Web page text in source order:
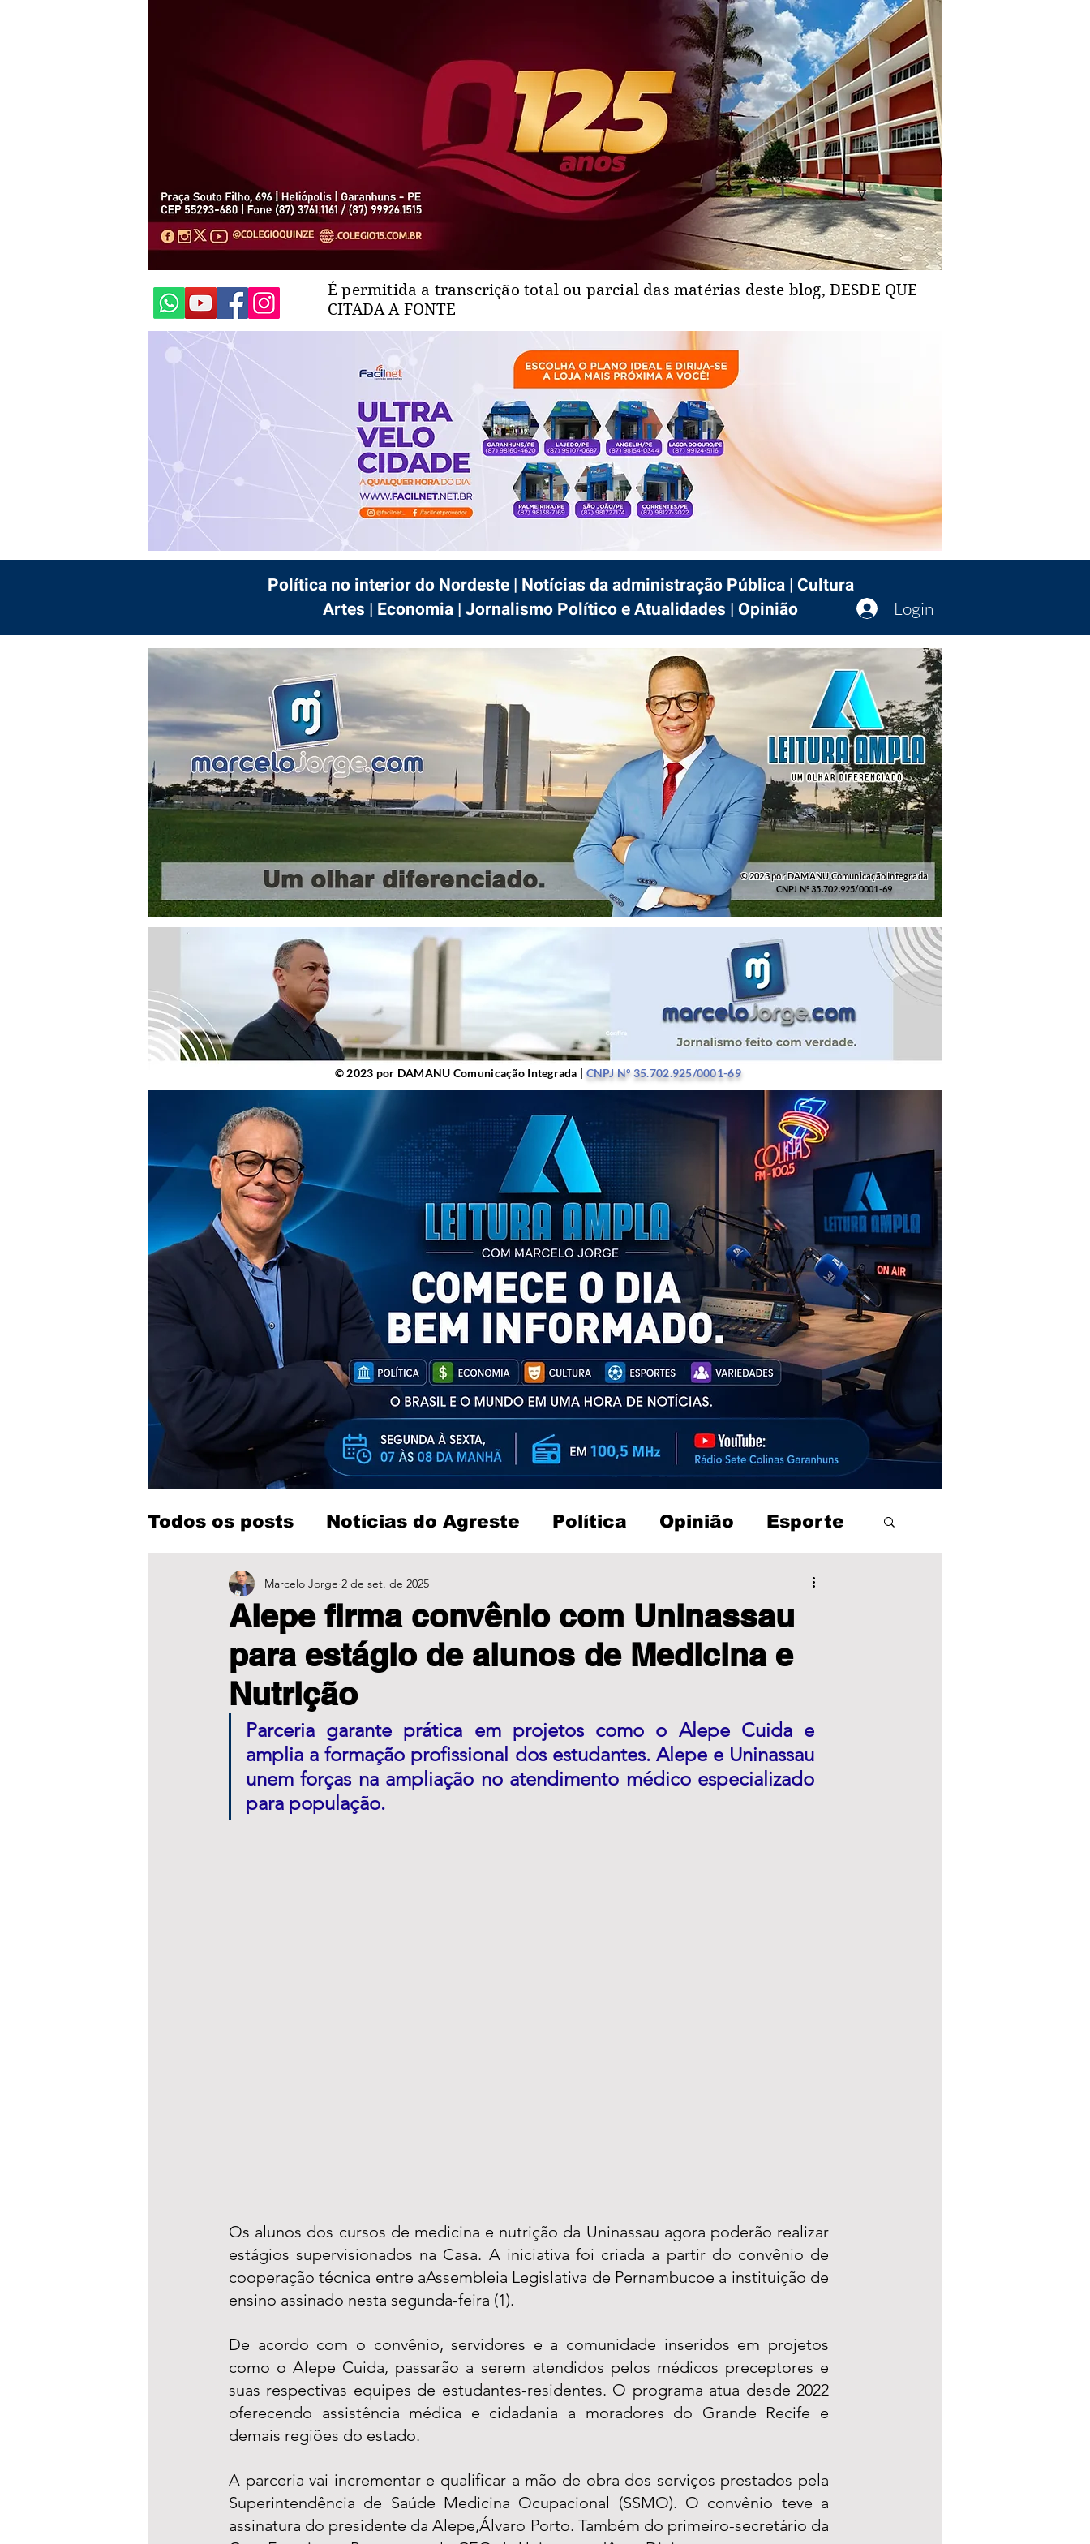
É permitida a transcrição total ou parcial das matérias deste blog, DESDE QUE
CITADA A FONTE
Login
Política no interior do Nordeste | Notícias da administração Pública | Cultura
Artes | Economia | Jornalismo Político e Atualidades | Opinião
© 2023 por DAMANU Comunicação Integrada
CNPJ Nº 35.702.925/0001-69
© 2023 por DAMANU Comunicação Integrada | CNPJ Nº 35.702.925/0001-69
© 2023 por DAMANU Comunicação Integrada | CNPJ Nº 35.702.925/0001-69
Todos os posts Notícias do Agreste Política Opinião Esporte
Entretenimento
Alepe firma convênio com Uninassau
para estágio de alunos de Medicina e
Nutrição
Marcelo Jorge 2 de set. de 2025
Parceria garante prática em projetos como o Alepe Cuida e
amplia a formação profissional dos estudantes. Alepe e Uninassau
unem forças na ampliação no atendimento médico especializado
para população.
Os alunos dos cursos de medicina e nutrição da Uninassau agora poderão realizar
estágios supervisionados na Casa. A iniciativa foi criada a partir do convênio de
cooperação técnica entre aAssembleia Legislativa de Pernambucoe a instituição de
ensino assinado nesta segunda-feira (1).
De acordo com o convênio, servidores e a comunidade inseridos em projetos
como o Alepe Cuida, passarão a serem atendidos pelos médicos preceptores e
suas respectivas equipes de estudantes-residentes. O programa atua desde 2022
oferecendo assistência médica e cidadania a moradores do Grande Recife e
demais regiões do estado.
A parceria vai incrementar e qualificar a mão de obra dos serviços prestados pela
Superintendência de Saúde Medicina Ocupacional (SSMO). O convênio teve a
assinatura do presidente da Alepe,Álvaro Porto. Também do primeiro-secretário da